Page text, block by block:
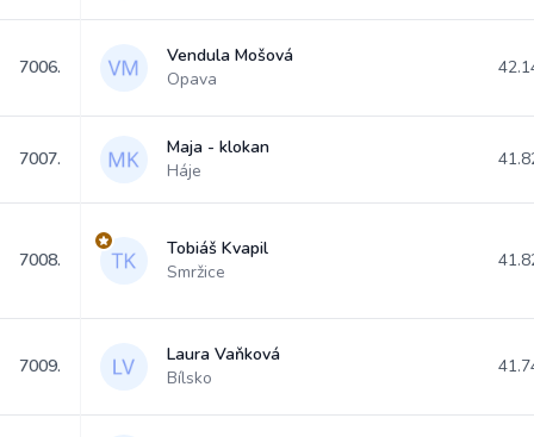
7006.
Vendula Mošová
Opava
7007.
Maja - klokan
Háje
7008.
Tobiáš Kvapil
Smržice
7009.
Laura Vaňková
Bílsko